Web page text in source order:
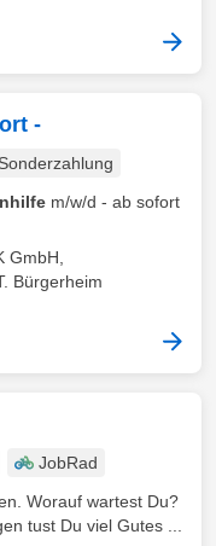
-
Sonderzahlung
m/w/d - ab sofort
GmbH,
Bürgerheim
JobRad
Worauf wartest Du?
tust Du viel Gutes ...